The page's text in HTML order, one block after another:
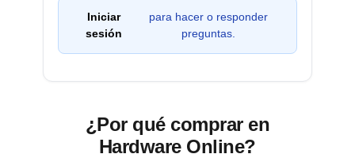
Iniciar
sesión
para hacer o responder
preguntas.
¿Por qué comprar en
Hardware Online?